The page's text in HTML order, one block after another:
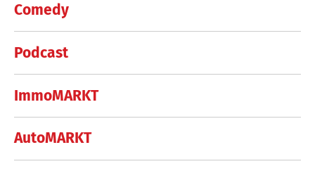
Comedy
Podcast
ImmoMARKT
AutoMARKT